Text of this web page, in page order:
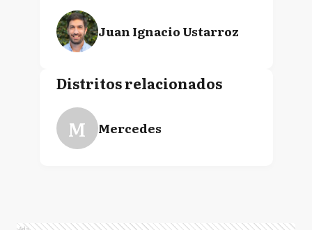
Juan Ignacio Ustarroz
Distritos relacionados
M Mercedes
Ads